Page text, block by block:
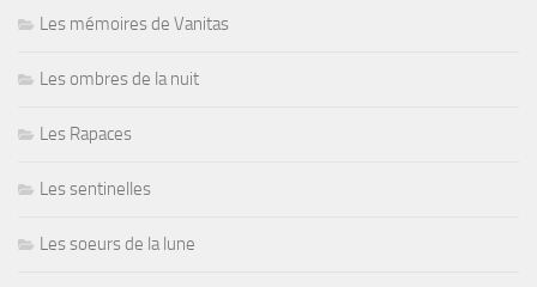
Les mémoires de Vanitas
Les ombres de la nuit
Les Rapaces
Les sentinelles
Les soeurs de la lune